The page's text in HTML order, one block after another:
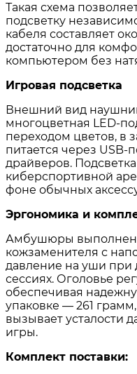
Такая схема
подсветку
кабеля составляет
достаточно для
компьютером без
Игровая подсветка
Внешний вид
многоцветная LED-
переходом цветов, в
питается через USB-
драйверов.
киберспортивной
фоне обычных
Эргономика и
Амбушюры
кожзаменителя с
давление на уши при
сессиях. Оголовье
обеспечивая
упаковке — 261
вызывает усталости
игры.
Комплект поставки: